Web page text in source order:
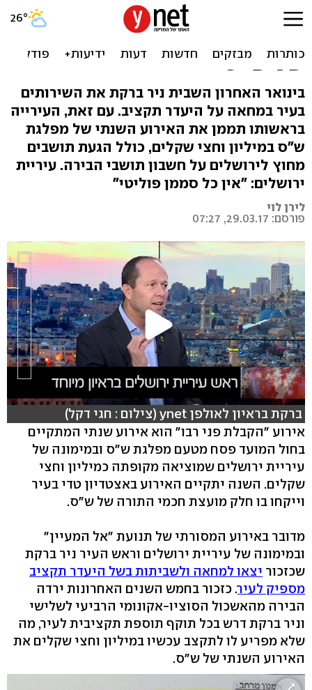
אין תקציב לעיריית ירושלים?
יש מיליון וחצי שקל לאירוע
של ש"ס
בינואר האחרון השבית ניר ברקת את השירותים
בעיר במחאה על היעדר תקציב. עם זאת, העירייה
בראשותו תממן את האירוע השנתי של מפלגת
ש"ס במיליון וחצי שקלים, כולל הגעת תושבים
מחוץ לירושלים על חשבון תושבי הבירה. עיריית
ירושלים: "אין כל סממן פוליטי"
לירן לוי
פורסם: 29.03.17, 07:27
ברקת בראיון לאולפן ynet (צילום : חגי דקל)
אירוע "הקבלת פני רבו" הוא אירוע שנתי המתקיים
בחול המועד פסח מטעם מפלגת ש"ס ובמימונה של
עיריית ירושלים שמוציאה מקופתה כמיליון וחצי
שקלים. השנה יתקיים האירוע באצטדיון טדי בעיר
וייקחו בו חלק מועצת חכמי התורה של ש"ס.
מדובר באירוע המסורתי של תנועת "אל המעיין"
ובמימונה של עיריית ירושלים וראש העיר ניר ברקת
שכזכור יצאו למחאה ולשביתות בשל היעדר תקציב
מספיק לעיר. כזכור בחמש השנים האחרונות ירדה
הבירה מהאשכול הסוציו-אקונומי הרביעי לשלישי
וניר ברקת דרש בכל תוקף תוספת תקציבית לעיר, מה
שלא מפריע לו לתקצב עכשיו במיליון וחצי שקלים את
האירוע השנתי של ש"ס.